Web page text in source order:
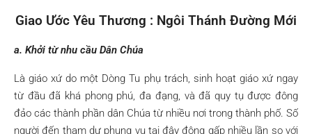
Giao Ước Yêu Thương : Ngôi Thánh Đường Mới
a. Khởi từ nhu cầu Dân Chúa
Là giáo xứ do một Dòng Tu phụ trách, sinh hoạt giáo xứ ngay
từ đầu đã khá phong phú, đa đạng, và đã quy tụ được đông
đảo các thành phần dân Chúa từ nhiều nơi trong thành phố. Số
người đến tham dự phụng vụ tại đây đông gấp nhiều lần so với